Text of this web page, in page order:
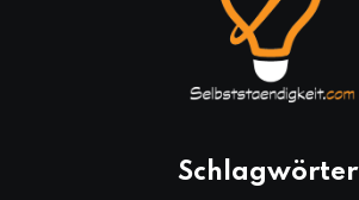
Schlagwörter